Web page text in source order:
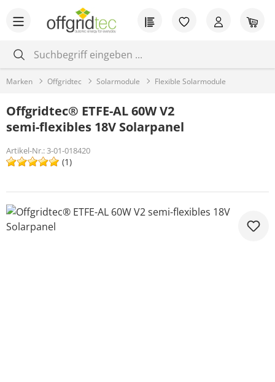
Zum Hauptinhalt springen Du hast 0
Marken Offgridtec Solarmodule Flexible Solarmodule
Offgridtec® ETFE-AL 60W V2
semi-flexibles 18V Solarpanel
Artikel-Nr.:3-01-018420
(1)
Bildergalerie überspringen